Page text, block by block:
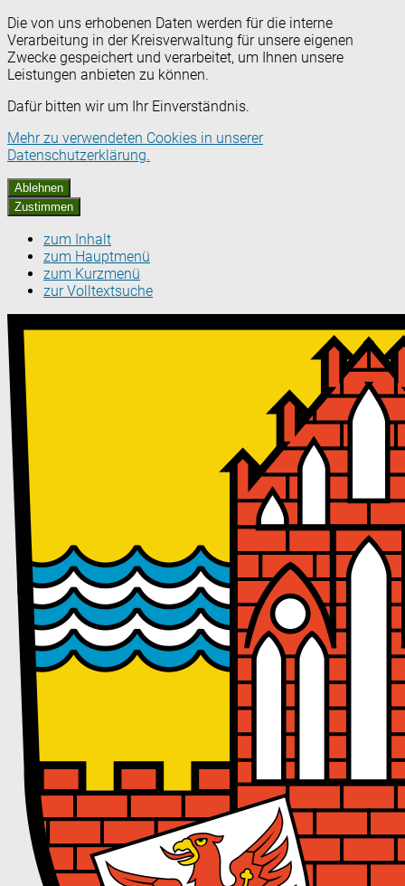
Die von uns erhobenen Daten werden für die interne
Verarbeitung in der Kreisverwaltung für unsere eigenen
Zwecke gespeichert und verarbeitet, um Ihnen unsere
Leistungen anbieten zu können.
Dafür bitten wir um Ihr Einverständnis.
Mehr zu verwendeten Cookies in unserer
Datenschutzerklärung.
Ablehnen
Zustimmen
zum Inhalt
zum Hauptmenü
zum Kurzmenü
zur Volltextsuche